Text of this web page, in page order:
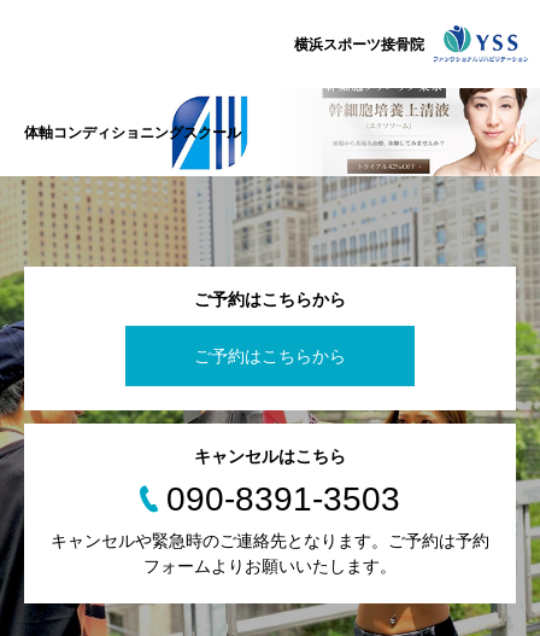
横浜スポーツ接骨院
体軸コンディショニングスクール
ご予約はこちらから
ご予約はこちらから
キャンセルはこちら
090-8391-3503
キャンセルや緊急時のご連絡先となります。ご予約は予約
フォームよりお願いいたします。